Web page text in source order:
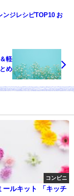
ンジレシピTOP10 お
軽
め
コンビニ
ールキット 「キッチ